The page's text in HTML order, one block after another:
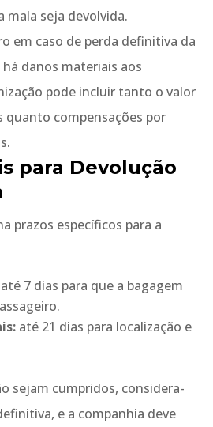
mala seja devolvida.
em caso de perda definitiva da
danos materiais aos
pode incluir tanto o valor
quanto compensações por
para Devolução
prazos específicos para a
até 7 dias para que a bagagem
até 21 dias para localização e
sejam cumpridos, considera-
e a companhia deve